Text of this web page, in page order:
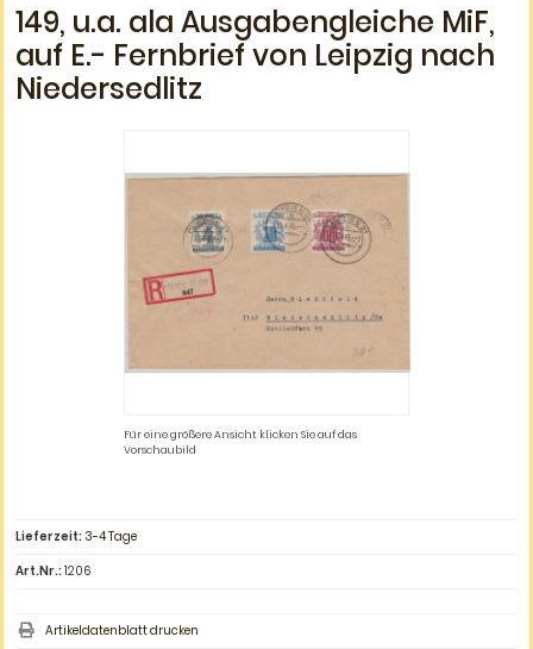
149, u.a. ala Ausgabengleiche MiF,
auf E.- Fernbrief von Leipzig nach
Niedersedlitz
Für eine größere Ansicht klicken Sie auf das
Vorschaubild
Lieferzeit: 3-4 Tage
Art.Nr.:1206
Artikeldatenblatt drucken